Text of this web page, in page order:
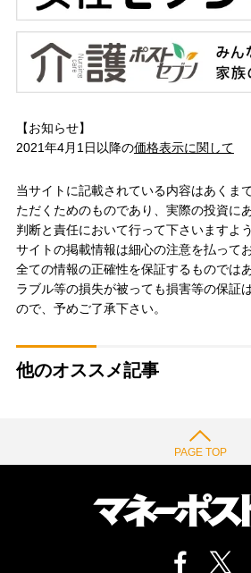
【お知らせ】
2021年4月1日以降の価格表示に関して
当サイトに記載されている内容はあくま
ただくためのものであり、実際の投資に
判断と責任において行って下さいますよ
サイトの掲載情報は細心の注意を払って
全ての情報の正確性を保証するものでは
ラブル等の損失が被っても損害等の保証
ので、予めご了承下さい。
他のオススメ記事
PAGE TOP